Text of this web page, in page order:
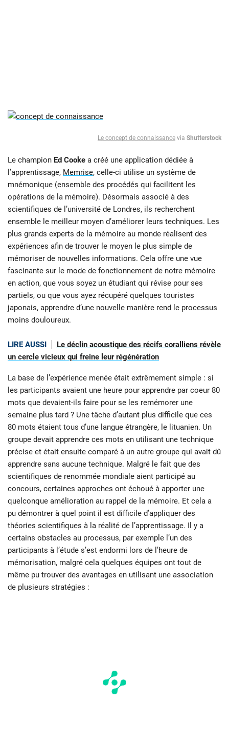
Le concept de connaissance via Shutterstock
Le champion Ed Cooke a créé une application dédiée à
l’apprentissage, Memrise, celle-ci utilise un système de
mnémonique (ensemble des procédés qui facilitent les
opérations de la mémoire). Désormais associé à des
scientifiques de l’université de Londres, ils recherchent
ensemble le meilleur moyen d’améliorer leurs techniques. Les
plus grands experts de la mémoire au monde réalisent des
expériences afin de trouver le moyen le plus simple de
mémoriser de nouvelles informations. Cela offre une vue
fascinante sur le mode de fonctionnement de notre mémoire
en action, que vous soyez un étudiant qui révise pour ses
partiels, ou que vous ayez récupéré quelques touristes
japonais, apprendre d’une nouvelle manière rend le processus
moins douloureux.
LIRE AUSSI
Le déclin acoustique des récifs coralliens révèle
un cercle vicieux qui freine leur régénération
La base de l’expérience menée était extrêmement simple : si
les participants avaient une heure pour apprendre par coeur 80
mots que devaient-ils faire pour se les remémorer une
semaine plus tard ? Une tâche d’autant plus difficile que ces
80 mots étaient tous d’une langue étrangère, le lituanien. Un
groupe devait apprendre ces mots en utilisant une technique
précise et était ensuite comparé à un autre groupe qui avait dû
apprendre sans aucune technique. Malgré le fait que des
scientifiques de renommée mondiale aient participé au
concours, certaines approches ont échoué à apporter une
quelconque amélioration au rappel de la mémoire. Et cela a
pu démontrer à quel point il est difficile d’appliquer des
théories scientifiques à la réalité de l’apprentissage. Il y a
certains obstacles au processus, par exemple l’un des
participants à l’étude s’est endormi lors de l’heure de
mémorisation, malgré cela quelques équipes ont tout de
même pu trouver des avantages en utilisant une association
de plusieurs stratégies :